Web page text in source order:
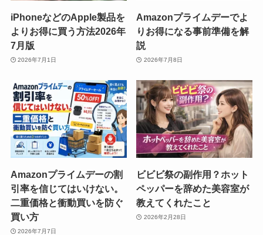
iPhoneなどのApple製品を
よりお得に買う方法2026年
7月版
2026年7月1日
Amazonプライムデーでよ
りお得になる事前準備を解
説
2026年7月8日
Amazonプライムデーの割
引率を信じてはいけない。
二重価格と衝動買いを防ぐ
買い方
2026年7月7日
ビビビ祭の副作用？ホット
ペッパーを辞めた美容室が
教えてくれたこと
2026年2月28日